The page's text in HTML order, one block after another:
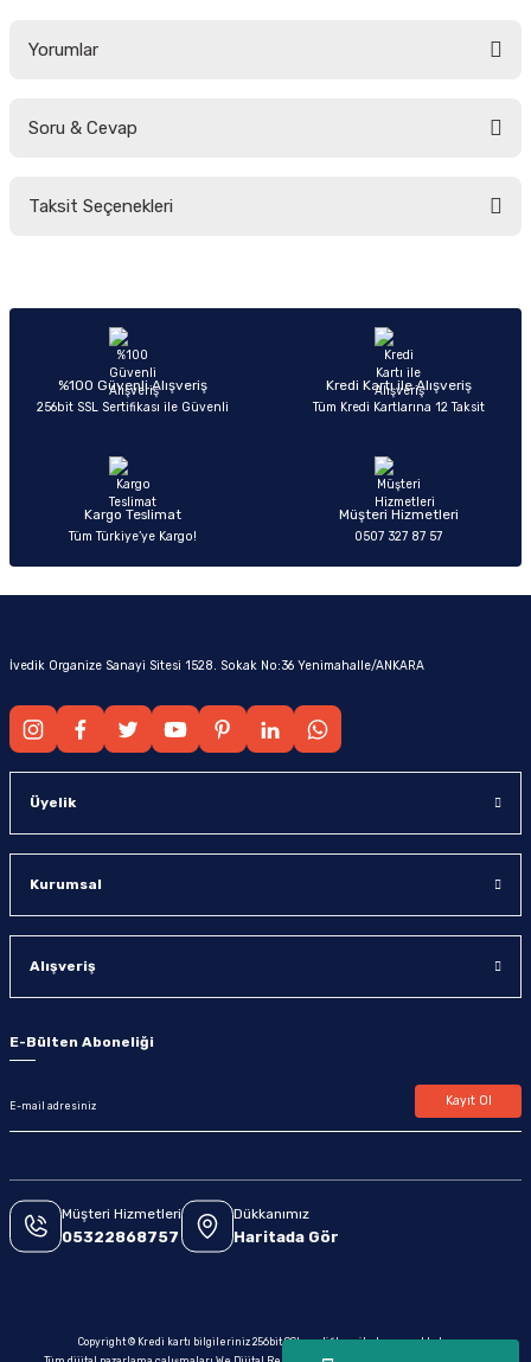
Yorumlar
Soru & Cevap
Taksit Seçenekleri
%100 Güvenli Alışveriş
256bit SSL Sertifikası ile Güvenli
Kredi Kartı ile Alışveriş
Tüm Kredi Kartlarına 12 Taksit
Kargo Teslimat
Tüm Türkiye’ye Kargo!
Müşteri Hizmetleri
0507 327 87 57
İvedik Organize Sanayi Sitesi 1528. Sokak No:36 Yenimahalle/ANKARA
Üyelik
Kurumsal
Alışveriş
E-Bülten Aboneliği
Kayıt Ol
Müşteri Hizmetleri
05322868757
Dükkanımız
Haritada Gör
Copyright © Kredi kartı bilgileriniz 256bit SSL sertifikası ile korunmaktadır.